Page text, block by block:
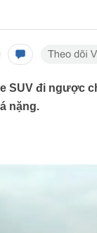
SUV đi ngược
nặng.